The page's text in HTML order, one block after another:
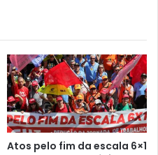
Atos pelo fim da escala 6×1